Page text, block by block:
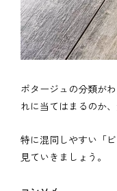
ポタージュの分類が
れに当てはまるのか
特に混同しやすい「
見ていきましょう。